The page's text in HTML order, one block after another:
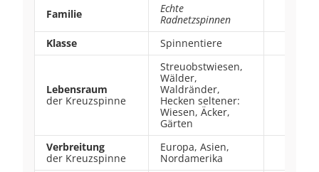
Familie
Echte
Radnetzspinnen
Klasse
Spinnentiere
Lebensraum
der Kreuzspinne
Streuobstwiesen,
Wälder,
Waldränder,
Hecken seltener:
Wiesen, Äcker,
Gärten
Verbreitung
der Kreuzspinne
Europa, Asien,
Nordamerika